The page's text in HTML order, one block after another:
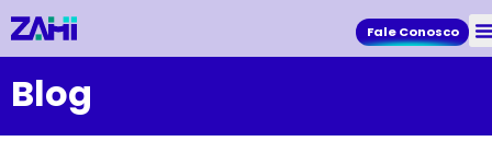
Fale Conosco
Blog